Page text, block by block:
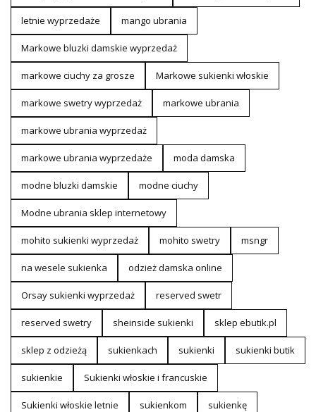
letnie wyprzedaże mango ubrania
Markowe bluzki damskie wyprzedaż
markowe ciuchy za grosze Markowe sukienki włoskie
markowe swetry wyprzedaż markowe ubrania
markowe ubrania wyprzedaż
markowe ubrania wyprzedaże moda damska
modne bluzki damskie modne ciuchy
Modne ubrania sklep internetowy
mohito sukienki wyprzedaż mohito swetry msngr
na wesele sukienka odzież damska online
Orsay sukienki wyprzedaż reserved swetr
reserved swetry sheinside sukienki sklep ebutik.pl
sklep z odzieżą sukienkach sukienki sukienki butik
sukienkie Sukienki włoskie i francuskie
Sukienki włoskie letnie sukienkom sukienkę